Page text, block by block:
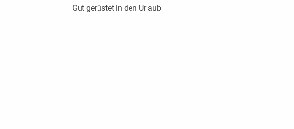
Gut gerüstet in den Urlaub